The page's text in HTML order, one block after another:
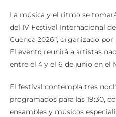
La música y el ritmo se
del IV Festival Internacional
Cuenca 2026”, organizado
El evento reunirá a artistas
entre el 4 y el 6 de junio en el
El festival contempla tres
programados para las 19:30,
ensambles y músicos